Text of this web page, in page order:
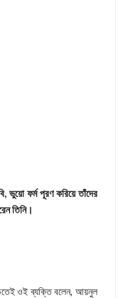
ভুয়ো ফর্ম পূরণ করিয়ে তাঁদের
তিনি।
ওই ব্যক্তি বলেন, আয়নুল